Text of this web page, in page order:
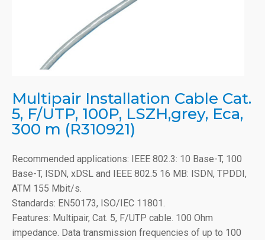
Multipair Installation Cable Cat.
5, F/UTP, 100P, LSZH,grey, Eca,
300 m (R310921)
Recommended applications: IEEE 802.3: 10 Base-T, 100
Base-T, ISDN, xDSL and IEEE 802.5 16 MB: ISDN, TPDDI,
ATM 155 Mbit/s.
Standards: EN50173, ISO/IEC 11801.
Features: Multipair, Cat. 5, F/UTP cable. 100 Ohm
impedance. Data transmission frequencies of up to 100